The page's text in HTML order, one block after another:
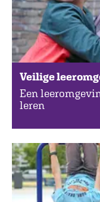
Veilige
Een
leren